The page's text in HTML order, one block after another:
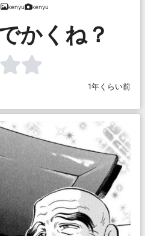
kenyu kenyu
かくね？
1年くらい前